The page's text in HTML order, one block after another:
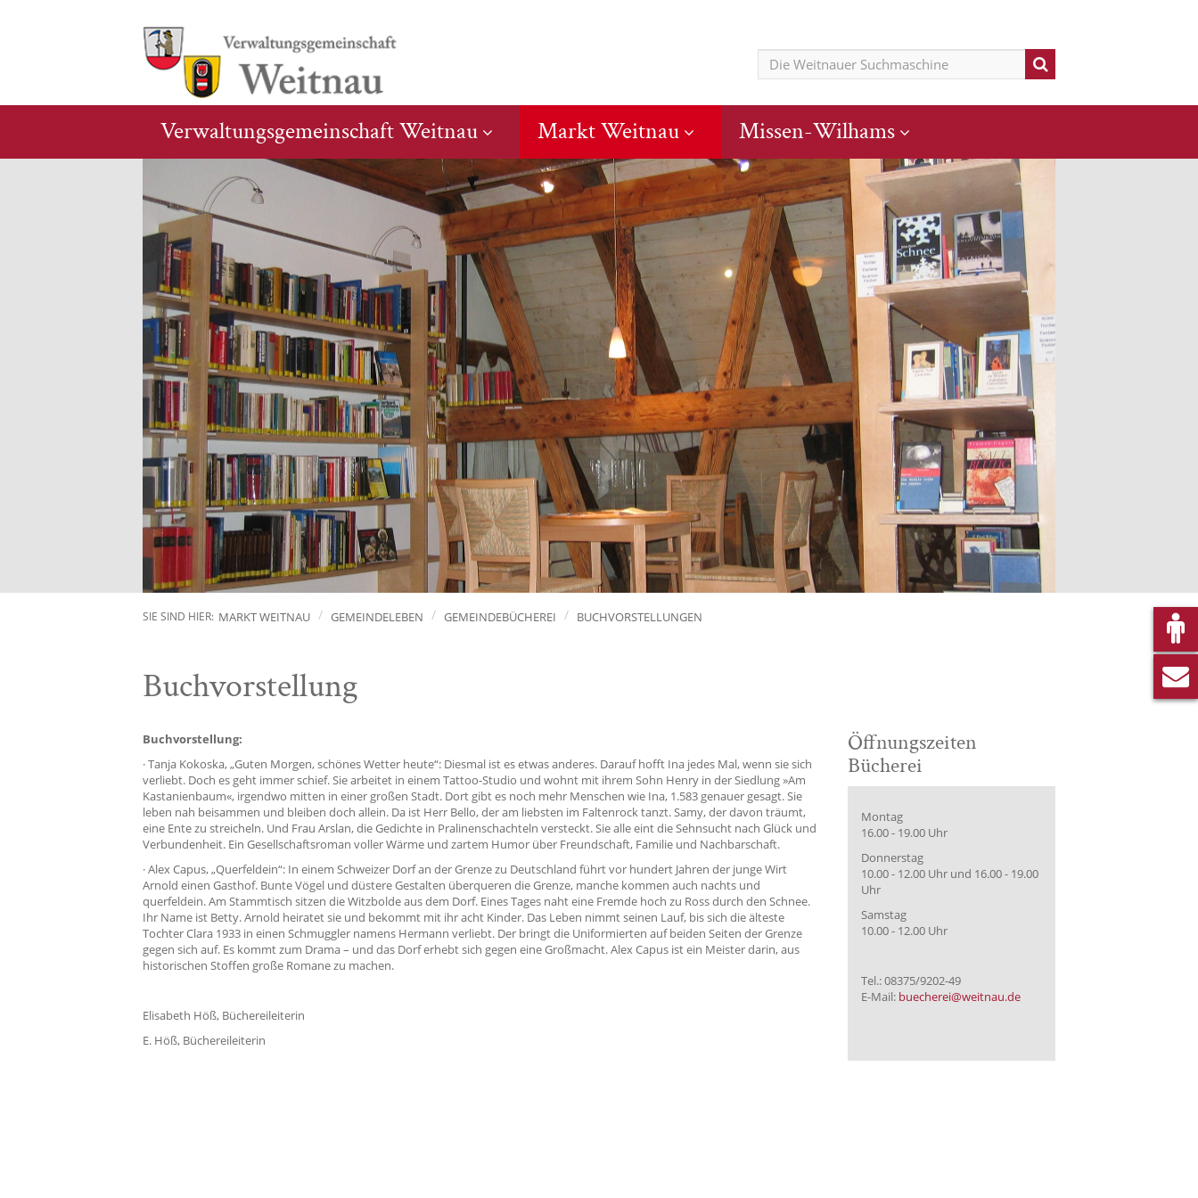
Verwaltungsgemeinschaft Weitnau Markt Weitnau Missen-Wilhams
SIE SIND HIER: MARKT WEITNAU GEMEINDELEBEN GEMEINDEBÜCHEREI BUCHVORSTELLUNGEN
Buchvorstellung
Buchvorstellung:
· Tanja Kokoska, „Guten Morgen, schönes Wetter heute“: Diesmal ist es etwas anderes. Darauf hofft Ina jedes Mal, wenn sie sich
verliebt. Doch es geht immer schief. Sie arbeitet in einem Tattoo-Studio und wohnt mit ihrem Sohn Henry in der Siedlung »Am
Kastanienbaum«, irgendwo mitten in einer großen Stadt. Dort gibt es noch mehr Menschen wie Ina, 1.583 genauer gesagt. Sie
leben nah beisammen und bleiben doch allein. Da ist Herr Bello, der am liebsten im Faltenrock tanzt. Samy, der davon träumt,
eine Ente zu streicheln. Und Frau Arslan, die Gedichte in Pralinenschachteln versteckt. Sie alle eint die Sehnsucht nach Glück und
Verbundenheit. Ein Gesellschaftsroman voller Wärme und zartem Humor über Freundschaft, Familie und Nachbarschaft.
· Alex Capus, „Querfeldein“: In einem Schweizer Dorf an der Grenze zu Deutschland führt vor hundert Jahren der junge Wirt
Arnold einen Gasthof. Bunte Vögel und düstere Gestalten überqueren die Grenze, manche kommen auch nachts und
querfeldein. Am Stammtisch sitzen die Witzbolde aus dem Dorf. Eines Tages naht eine Fremde hoch zu Ross durch den Schnee.
Ihr Name ist Betty. Arnold heiratet sie und bekommt mit ihr acht Kinder. Das Leben nimmt seinen Lauf, bis sich die älteste
Tochter Clara 1933 in einen Schmuggler namens Hermann verliebt. Der bringt die Uniformierten auf beiden Seiten der Grenze
gegen sich auf. Es kommt zum Drama – und das Dorf erhebt sich gegen eine Großmacht. Alex Capus ist ein Meister darin, aus
historischen Stoffen große Romane zu machen.
Elisabeth Höß, Büchereileiterin
E. Höß, Büchereileiterin
Öffnungszeiten
Bücherei
Montag
16.00 - 19.00 Uhr
Donnerstag
10.00 - 12.00 Uhr und 16.00 - 19.00
Uhr
Samstag
10.00 - 12.00 Uhr
Tel.: 08375/9202-49
E-Mail: buecherei@weitnau.de